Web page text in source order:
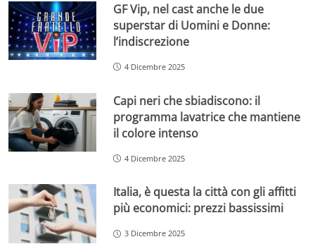
GF Vip, nel cast anche le due
superstar di Uomini e Donne:
l’indiscrezione
4 Dicembre 2025
Capi neri che sbiadiscono: il
programma lavatrice che mantiene
il colore intenso
4 Dicembre 2025
Italia, è questa la città con gli affitti
più economici: prezzi bassissimi
3 Dicembre 2025